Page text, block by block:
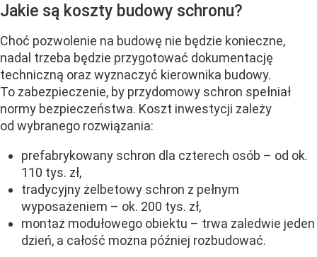
Jakie są koszty budowy schronu?
Choć pozwolenie na budowę nie będzie konieczne,
nadal trzeba będzie przygotować dokumentację
techniczną oraz wyznaczyć kierownika budowy.
To zabezpieczenie, by przydomowy schron spełniał
normy bezpieczeństwa. Koszt inwestycji zależy
od wybranego rozwiązania:
prefabrykowany schron dla czterech osób – od ok.
110 tys. zł,
tradycyjny żelbetowy schron z pełnym
wyposażeniem – ok. 200 tys. zł,
montaż modułowego obiektu – trwa zaledwie jeden
dzień, a całość można później rozbudować.